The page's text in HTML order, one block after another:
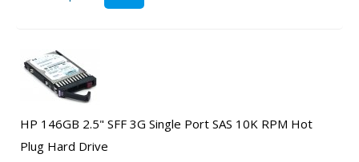
HP 146GB 2.5" SFF 3G Single Port SAS 10K RPM Hot
Plug Hard Drive